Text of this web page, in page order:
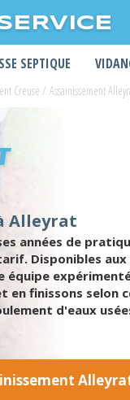
SEPTIQUE
Creuse / Assainissement
Alleyrat
de
Disponibles
équipe
finissons
d'eaux